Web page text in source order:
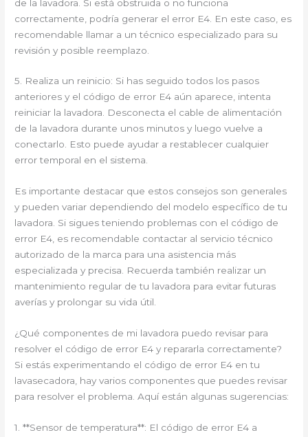
de la lavadora. Si está obstruida o no funciona
correctamente, podría generar el error E4. En este caso, es
recomendable llamar a un técnico especializado para su
revisión y posible reemplazo.
5. Realiza un reinicio: Si has seguido todos los pasos
anteriores y el código de error E4 aún aparece, intenta
reiniciar la lavadora. Desconecta el cable de alimentación
de la lavadora durante unos minutos y luego vuelve a
conectarlo. Esto puede ayudar a restablecer cualquier
error temporal en el sistema.
Es importante destacar que estos consejos son generales
y pueden variar dependiendo del modelo específico de tu
lavadora. Si sigues teniendo problemas con el código de
error E4, es recomendable contactar al servicio técnico
autorizado de la marca para una asistencia más
especializada y precisa. Recuerda también realizar un
mantenimiento regular de tu lavadora para evitar futuras
averías y prolongar su vida útil.
¿Qué componentes de mi lavadora puedo revisar para
resolver el código de error E4 y repararla correctamente?
Si estás experimentando el código de error E4 en tu
lavasecadora, hay varios componentes que puedes revisar
para resolver el problema. Aquí están algunas sugerencias:
1. **Sensor de temperatura**: El código de error E4 a